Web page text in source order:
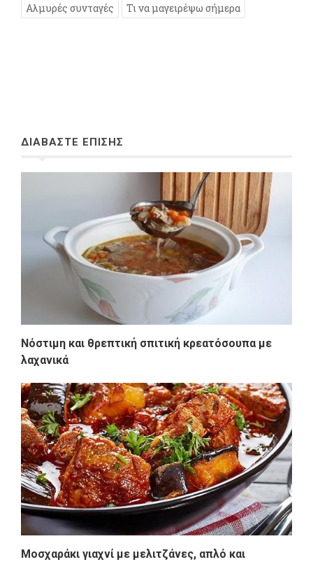
Αλμυρές συνταγές Τι να μαγειρέψω σήμερα
ΔΙΑΒΑΣΤΕ ΕΠΙΣΗΣ
Νόστιμη και θρεπτική σπιτική κρεατόσουπα με
λαχανικά
Μοσχαράκι γιαχνί με μελιτζάνες, απλό και